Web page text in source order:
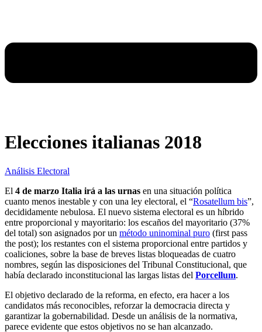
Elecciones italianas 2018
Análisis Electoral
El 4 de marzo Italia irá a las urnas en una situación política
cuanto menos inestable y con una ley electoral, el “Rosatellum bis”,
decididamente nebulosa. El nuevo sistema electoral es un híbrido
entre proporcional y mayoritario: los escaños del mayoritario (37%
del total) son asignados por un método uninominal puro (first pass
the post); los restantes con el sistema proporcional entre partidos y
coaliciones, sobre la base de breves listas bloqueadas de cuatro
nombres, según las disposiciones del Tribunal Constitucional, que
había declarado inconstitucional las largas listas del Porcellum.
El objetivo declarado de la reforma, en efecto, era hacer a los
candidatos más reconocibles, reforzar la democracia directa y
garantizar la gobernabilidad. Desde un análisis de la normativa,
parece evidente que estos objetivos no se han alcanzado.